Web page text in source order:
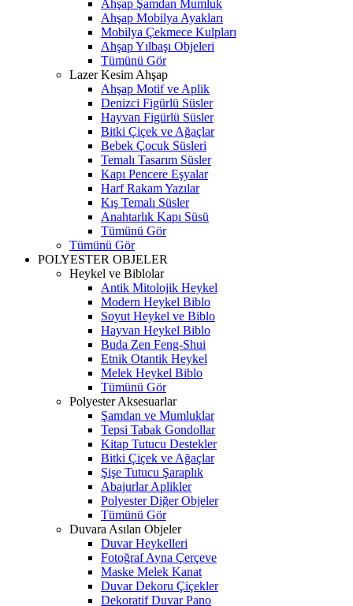
Ahşap Şamdan Mumluk
Ahşap Mobilya Ayakları
Mobilya Çekmece Kulpları
Ahşap Yılbaşı Objeleri
Tümünü Gör
Lazer Kesim Ahşap
Ahşap Motif ve Aplik
Denizci Figürlü Süsler
Hayvan Figürlü Süsler
Bitki Çiçek ve Ağaçlar
Bebek Çocuk Süsleri
Temalı Tasarım Süsler
Kapı Pencere Eşyalar
Harf Rakam Yazılar
Kış Temalı Süsler
Anahtarlık Kapı Süsü
Tümünü Gör
Tümünü Gör
POLYESTER OBJELER
Heykel ve Biblolar
Antik Mitolojik Heykel
Modern Heykel Biblo
Soyut Heykel ve Biblo
Hayvan Heykel Biblo
Buda Zen Feng-Shui
Etnik Otantik Heykel
Melek Heykel Biblo
Tümünü Gör
Polyester Aksesuarlar
Şamdan ve Mumluklar
Tepsi Tabak Gondollar
Kitap Tutucu Destekler
Bitki Çiçek ve Ağaçlar
Şişe Tutucu Şaraplık
Abajurlar Aplikler
Polyester Diğer Objeler
Tümünü Gör
Duvara Asılan Objeler
Duvar Heykelleri
Fotoğraf Ayna Çerçeve
Maske Melek Kanat
Duvar Dekoru Çiçekler
Dekoratif Duvar Pano